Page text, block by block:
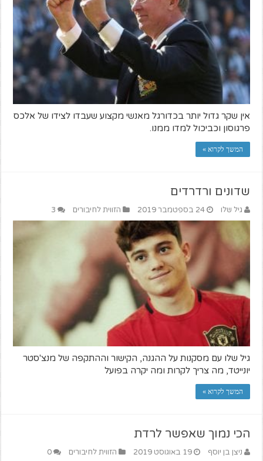
אין שקר גדול יותר בכדורגל מאנשי מקצוע שעבדו לצידו של אלכס
פרגוסון וכביכול למדו ממנו.
המשך לקרוא »
שדונים ורדרדים
גיל שלו 24 בספטמבר 2019 הזווית לחיבורים 3
גיל שלו עם מסקנות על ההגנה, הקישור וההתקפה של מנצ'סטר
יונייטד, מה צריך לקרות ומה יקרה בפועל
המשך לקרוא »
הכי נמוך שאפשר לרדת
ניצן בן יוסף 19 באוגוסט 2019 הזווית לחיבורים 0